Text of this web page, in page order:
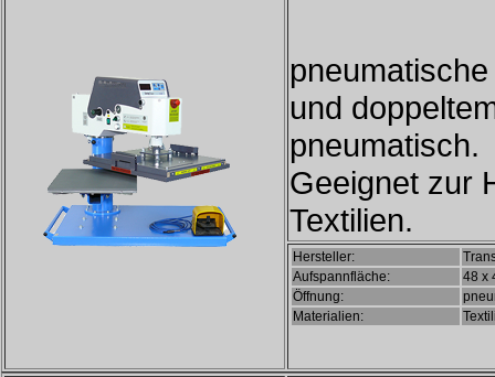
und
pneumatisch.
Geeignet zur
Textilien.
Hersteller:
Aufspannfläche:
48 x
Öffnung:
Materialien: